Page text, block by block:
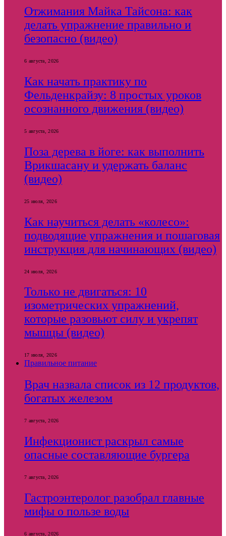
Отжимания Майка Тайсона: как
делать упражнение правильно и
безопасно (видео)
6 августа, 2026
Как начать практику по
Фельденкрайзу: 8 простых уроков
осознанного движения (видео)
5 августа, 2026
Поза дерева в йоге: как выполнить
Врикшасану и удержать баланс
(видео)
25 июля, 2026
Как научиться делать «колесо»:
подводящие упражнения и пошаговая
инструкция для начинающих (видео)
24 июля, 2026
Только не двигаться: 10
изометрических упражнений,
которые разовьют силу и укрепят
мышцы (видео)
17 июля, 2026
Правильное питание
Врач назвала список из 12 продуктов,
богатых железом
7 августа, 2026
Инфекционист раскрыл самые
опасные составляющие бургера
7 августа, 2026
Гастроэнтеролог разобрал главные
мифы о пользе воды
6 августа, 2026